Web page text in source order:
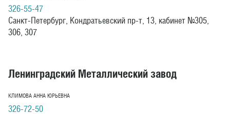
326-55-47
Санкт-Петербург, Кондратьевский пр-т, 13, кабинет №305,
306, 307
Ленинградский Металлический завод
КЛИМОВА АННА ЮРЬЕВНА
326-72-50